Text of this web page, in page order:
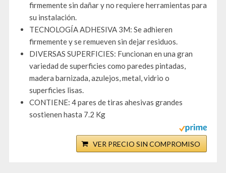
firmemente sin dañar y no requiere herramientas para
su instalación.
TECNOLOGÍA ADHESIVA 3M: Se adhieren
firmemente y se remueven sin dejar residuos.
DIVERSAS SUPERFICIES: Funcionan en una gran
variedad de superficies como paredes pintadas,
madera barnizada, azulejos, metal, vidrio o
superficies lisas.
CONTIENE: 4 pares de tiras ahesivas grandes
sostienen hasta 7.2 Kg
VER PRECIO SIN COMPROMISO